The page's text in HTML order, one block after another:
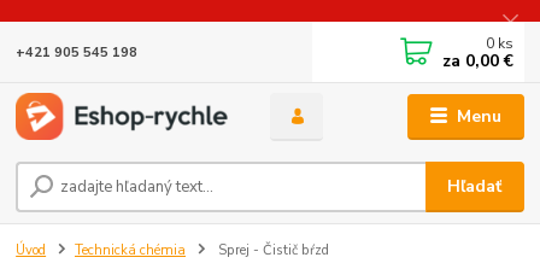
Menu
Hľadať
+421 905 545 198 0 ks
za 0,00 €
Úvod Technická chémia Sprej - Čistič bŕzd